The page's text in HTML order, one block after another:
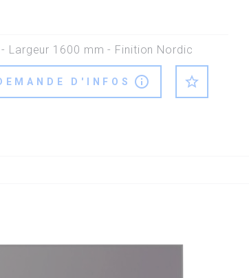
Largeur 1600 mm - Finition Nordic
D'INFOS info_outline star_outline